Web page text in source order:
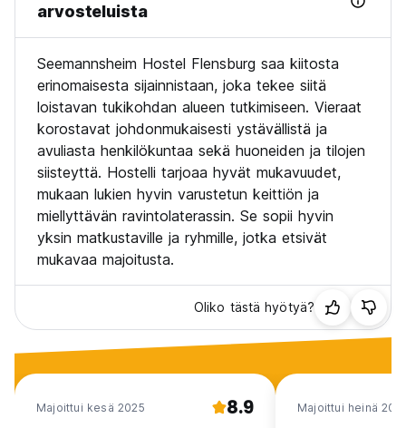
arvosteluista
Seemannsheim Hostel Flensburg saa kiitosta
erinomaisesta sijainnistaan, joka tekee siitä
loistavan tukikohdan alueen tutkimiseen. Vieraat
korostavat johdonmukaisesti ystävällistä ja
avuliasta henkilökuntaa sekä huoneiden ja tilojen
siisteyttä. Hostelli tarjoaa hyvät mukavuudet,
mukaan lukien hyvin varustetun keittiön ja
miellyttävän ravintolaterassin. Se sopii hyvin
yksin matkustaville ja ryhmille, jotka etsivät
mukavaa majoitusta.
Oliko tästä hyötyä?
Majoittui kesä 2025 8.9 Majoittui heinä